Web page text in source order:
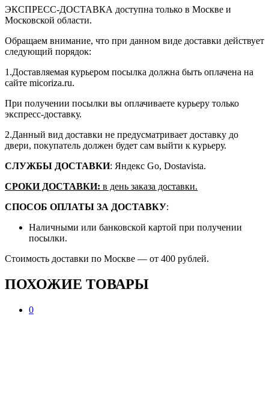
ЭКСПРЕСС-ДОСТАВКА доступна только в Москве и
Московской области.
Обращаем внимание, что при данном виде доставки действует
следующий порядок:
1.Доставляемая курьером посылка должна быть оплачена на
сайте micoriza.ru.
При получении посылки вы оплачиваете курьеру только
экспресс-доставку.
2.Данный вид доставки не предусматривает доставку до
двери, покупатель должен будет сам выйти к курьеру.
СЛУЖБЫ ДОСТАВКИ: Яндекс Go, Dostavista.
СРОКИ ДОСТАВКИ: в день заказа доставки.
СПОСОБ ОПЛАТЫ ЗА ДОСТАВКУ:
Наличными или банковской картой при получении
посылки.
Стоимость доставки по Москве — от 400 рублей.
ПОХОЖИЕ ТОВАРЫ
0